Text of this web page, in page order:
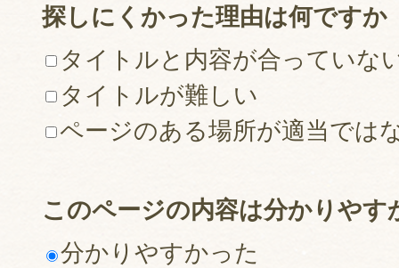
探しにくかった理由は何ですか
タイトルと内容が合っていな
タイトルが難しい
ページのある場所が適当では
このページの内容は分かりやす
分かりやすかった